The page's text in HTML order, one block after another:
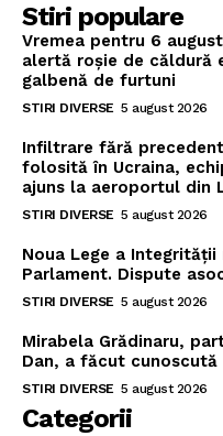
Stiri populare
Vremea pentru 6
alertă roșie de căldură
galbenă de furtuni
STIRI DIVERSE 5 august 2026
Infiltrare fără
folosită în Ucraina,
ajuns la aeroportul din
STIRI DIVERSE 5 august 2026
Noua Lege a
Parlament. Dispute
STIRI DIVERSE 5 august 2026
Mirabela Grădinaru,
Dan, a făcut
STIRI DIVERSE 5 august 2026
Categorii